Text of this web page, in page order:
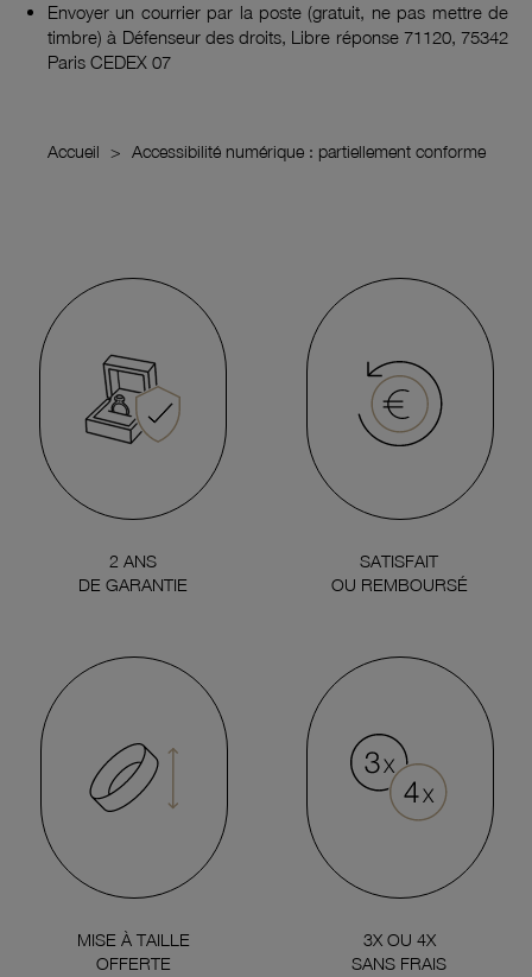
Envoyer un courrier par la poste (gratuit, ne pas mettre de
timbre) à Défenseur des droits, Libre réponse 71120, 75342
Paris CEDEX 07
Accueil Accessibilité numérique : partiellement conforme
2 ANS
DE GARANTIE
SATISFAIT
OU REMBOURSÉ
MISE À TAILLE
OFFERTE
3X OU 4X
SANS FRAIS